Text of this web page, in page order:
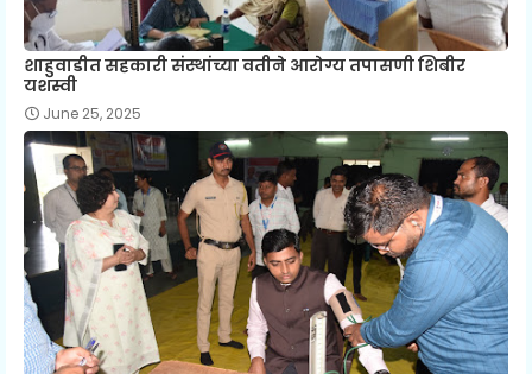
शाहुवाडीत सहकारी संस्थांच्या वतीने आरोग्य तपासणी शिबीर
यशस्वी
June 25, 2025